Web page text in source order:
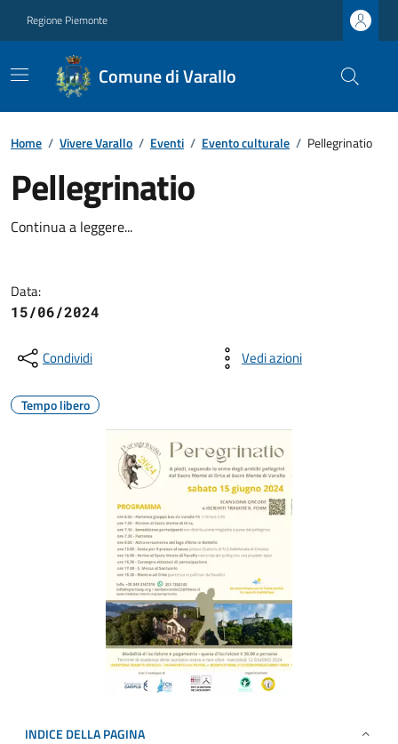
Regione Piemonte
Comune di Varallo
Home / Vivere Varallo / Eventi / Evento culturale / Pellegrinatio
Pellegrinatio
Continua a leggere...
Data:
15/06/2024
Condividi Vedi azioni
Tempo libero
INDICE DELLA PAGINA